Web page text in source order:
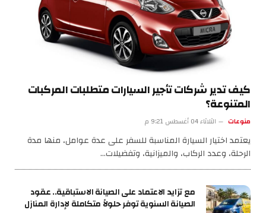
كيف تدير شركات تأجير السيارات متطلبات المركبات
المتنوعة؟
منوعات الثلاثاء 04 أغسطس 9:21 م
يعتمد اختيار السيارة المناسبة للسفر على عدة عوامل، منها مدة
الرحلة، وعدد الركاب، والميزانية، وتفضيلات…
مع تزايد الاعتماد على الصيانة الاستباقية.. عقود
الصيانة السنوية توفر حلولاً متكاملة لإدارة المنازل